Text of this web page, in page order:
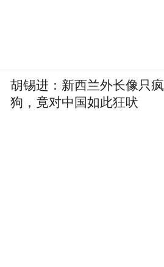
胡锡进：新西兰外长像只疯
狗，竟对中国如此狂吠